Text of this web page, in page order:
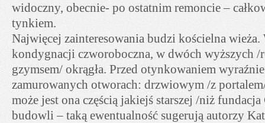
widoczny, obecnie- po ostatnim remoncie –
tynkiem.
Najwięcej zainteresowania budzi kościelna
kondygnacji czworoboczna, w dwóch wyższych
gzymsem/ okrągła. Przed otynkowaniem
zamurowanych otworach: drzwiowym /z
może jest ona częścią jakiejś starszej /niż
budowli – taką ewentualność sugerują autorzy